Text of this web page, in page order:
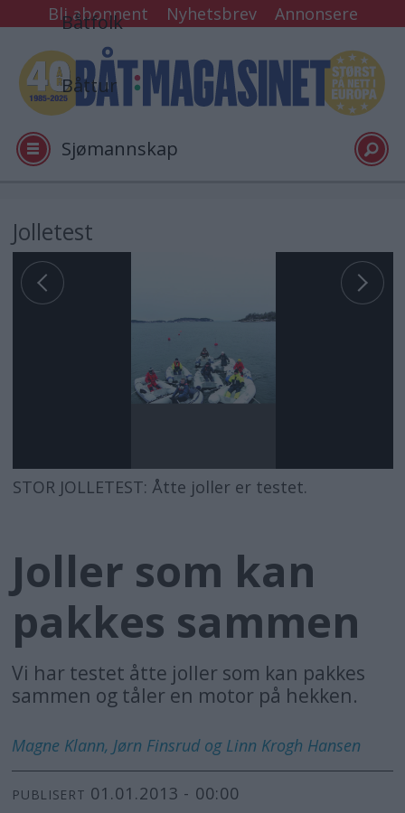
Bli abonnent Nyhetsbrev Annonsere
Båtfolk
Båttur
Sjømannskap
Arkiv
Logg inn
Jolletest
STOR JOLLETEST: Åtte joller er testet.
Joller som kan
pakkes sammen
Vi har testet åtte joller som kan pakkes
sammen og tåler en motor på hekken.
Magne Klann, Jørn Finsrud og Linn Krogh Hansen
PUBLISERT 01.01.2013 - 00:00